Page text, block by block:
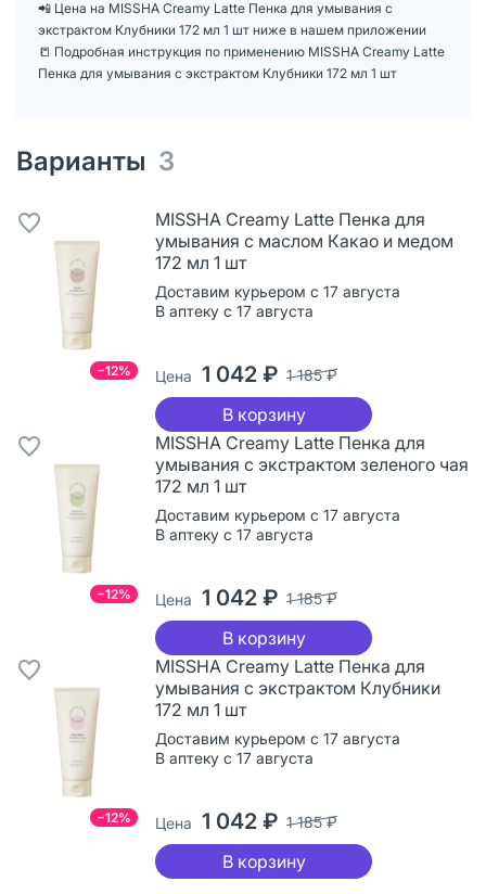
📲 Цена на MISSHA Creamy Latte Пенка для умывания с
экстрактом Клубники 172 мл 1 шт ниже в нашем приложении
📒 Подробная инструкция по применению MISSHA Creamy Latte
Пенка для умывания с экстрактом Клубники 172 мл 1 шт
Варианты 3
−12%
MISSHA Creamy Latte Пенка для
умывания с маслом Какао и медом
172 мл 1 шт
Доставим курьером с 17 августа
В аптеку с 17 августа
Цена 1 042 ₽ 1 185 ₽
В корзину
−12%
MISSHA Creamy Latte Пенка для
умывания с экстрактом зеленого чая
172 мл 1 шт
Доставим курьером с 17 августа
В аптеку с 17 августа
Цена 1 042 ₽ 1 185 ₽
В корзину
−12%
MISSHA Creamy Latte Пенка для
умывания с экстрактом Клубники
172 мл 1 шт
Доставим курьером с 17 августа
В аптеку с 17 августа
Цена 1 042 ₽ 1 185 ₽
В корзину